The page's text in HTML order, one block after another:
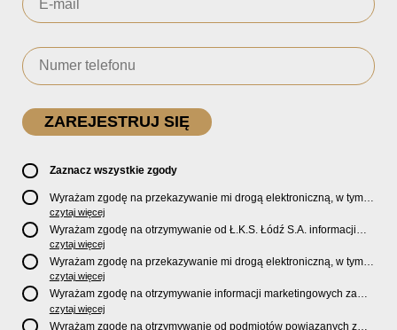
Zaznacz wszystkie zgody
Wyrażam zgodę na przekazywanie mi drogą elektroniczną, w tym
pocztą e-mail, oficjalnego newslettera oraz informacji o zniżkach,
promocjach, nowościach, biletach, karnetach, ofercie sklepu U2
Store oraz serwisu bilety.lkslodz.pl i innych produktach oraz
usługach oferowanych przez Ł.K.S. Łódź S.A.
czytaj więcej
Wyrażam zgodę na otrzymywanie od Ł.K.S. Łódź S.A. informacji
marketingowych dotyczących działalności spółki, ofert, wydarzeń i
produktów za pośrednictwem wiadomości SMS oraz połączeń
telefonicznych.
czytaj więcej
Wyrażam zgodę na przekazywanie mi drogą elektroniczną, w tym
pocztą e-mail, informacji handlowych i marketingowych o
produktach, usługach i działalnościSponsorów i PartnerówŁ.K.S.
Łódź S.A.
czytaj więcej
Wyrażam zgodę na otrzymywanie informacji marketingowych za
pośrednictwem wiadomości SMS oraz połączeń telefonicznych
odSponsorów i PartnerówŁ.K.S. Łódź S.A.
czytaj więcej
Wyrażam zgodę na otrzymywanie od podmiotów powiązanych z